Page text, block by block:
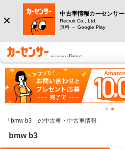
中古車情報カーセンサー
Recruit Co., Ltd.
無料 － Google Play
「bmw b3」の中古車・中古車情報
bmw b3